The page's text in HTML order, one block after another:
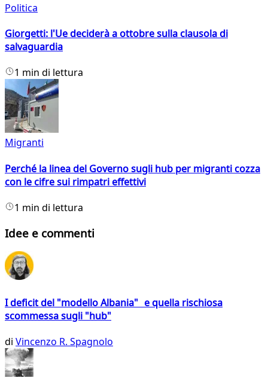
Politica
Giorgetti: l'Ue deciderà a ottobre sulla clausola di
salvaguardia
1 min di lettura
Migranti
Perché la linea del Governo sugli hub per migranti cozza
con le cifre sui rimpatri effettivi
1 min di lettura
Idee e commenti
I deficit del "modello Albania" e quella rischiosa
scommessa sugli "hub"
di Vincenzo R. Spagnolo